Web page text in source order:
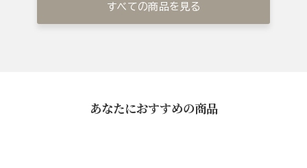
すべての商品を見る
あなたにおすすめの商品